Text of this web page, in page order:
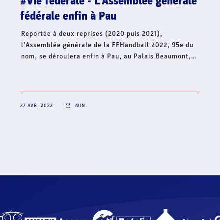
Dans le contexte international actuel et face à la
situation humanitaire qui s’aggrave, le handball
français continue d’affirmer son soutien à l’Ukraine et
lance, ce jour, une collecte de fonds à travers sa
Fondation Hand’Solidaire. Cet élan de solidarité
22 AVR. 2022 MIN.